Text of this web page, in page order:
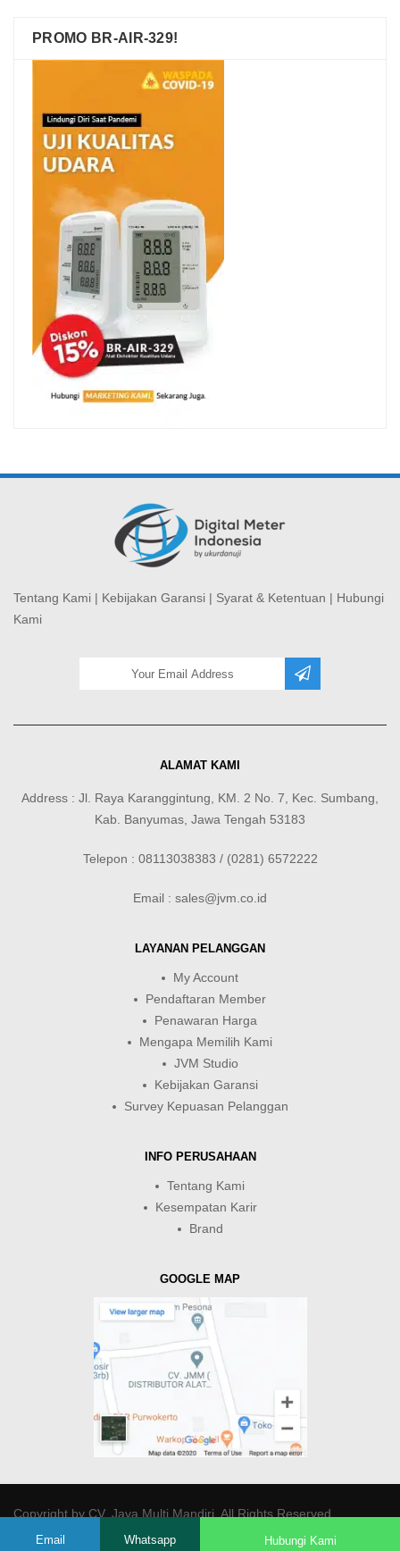
PROMO BR-AIR-329!
Tentang Kami | Kebijakan Garansi | Syarat & Ketentuan | Hubungi
Kami
ALAMAT KAMI
Address : Jl. Raya Karanggintung, KM. 2 No. 7, Kec. Sumbang,
Kab. Banyumas, Jawa Tengah 53183
Telepon : 08113038383 / (0281) 6572222
Email : sales@jvm.co.id
LAYANAN PELANGGAN
My Account
Pendaftaran Member
Penawaran Harga
Mengapa Memilih Kami
JVM Studio
Kebijakan Garansi
Survey Kepuasan Pelanggan
INFO PERUSAHAAN
Tentang Kami
Kesempatan Karir
Brand
GOOGLE MAP
Copyright byCV. Java Multi Mandiri. All Rights Reserved.
Email Whatsapp Hubungi Kami